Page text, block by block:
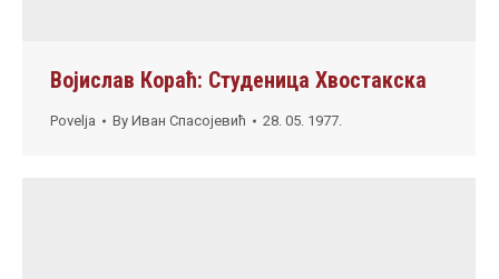
Војислав Кораћ: Студеница Хвостакска
Povelja By Иван Спасојевић 28. 05. 1977.